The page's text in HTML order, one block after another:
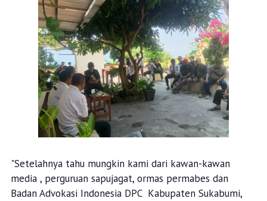
"Setelahnya tahu mungkin kami dari kawan-kawan
media , perguruan sapujagat, ormas permabes dan
Badan Advokasi Indonesia DPC Kabupaten Sukabumi,